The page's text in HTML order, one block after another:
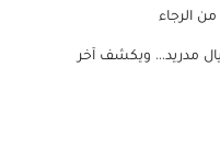
الرجاء
مدريد... ويكشف آخر